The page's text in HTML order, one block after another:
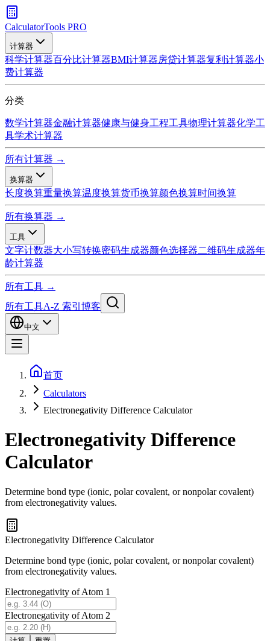
CalculatorTools PRO
计算器
科学计算器百分比计算器BMI计算器房贷计算器复利计算器小
费计算器
分类
数学计算器金融计算器健康与健身工程工具物理计算器化学工
具学术计算器
所有计算器 →
换算器
长度换算重量换算温度换算货币换算颜色换算时间换算
所有换算器 →
工具
文字计数器大小写转换密码生成器颜色选择器二维码生成器年
龄计算器
所有工具 →
所有工具A-Z 索引 博客
中文
首页
Calculators
Electronegativity Difference Calculator
Electronegativity Difference
Calculator
Determine bond type (ionic, polar covalent, or nonpolar covalent)
from electronegativity values.
Electronegativity Difference Calculator
Determine bond type (ionic, polar covalent, or nonpolar covalent)
from electronegativity values.
Electronegativity of Atom 1
Electronegativity of Atom 2